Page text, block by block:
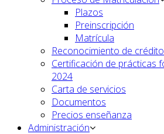
Plazos
Preinscripción
Matrícula
Reconocimiento de
Certificación de prácticas
2024
Carta de servicios
Documentos
Precios enseñanza
Administración